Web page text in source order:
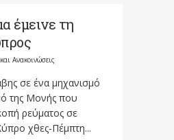
έμεινε τη
Ανακοινώσεις
σε ένα μηχανισμό
της Μονής που
ρεύματος σε
χθες-Πέμπτη...